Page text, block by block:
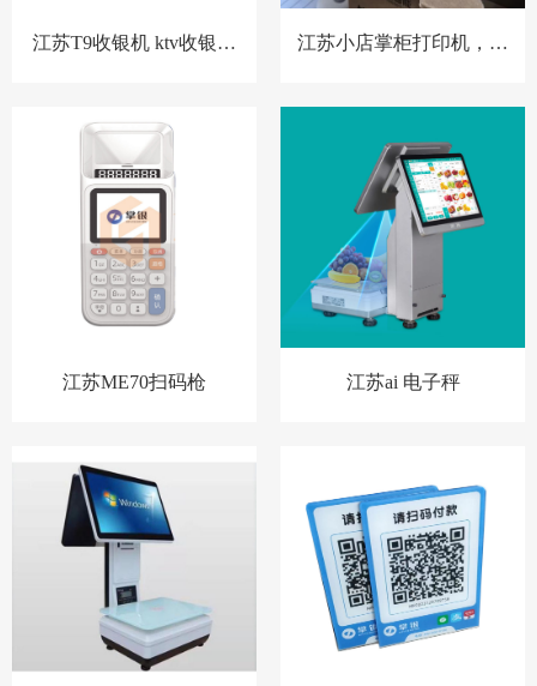
江苏T9收银机 ktv收银系
江苏小店掌柜打印机，扫
江苏ME70扫码枪 江苏ai 电子秤